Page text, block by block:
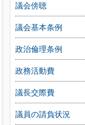
議会傍聴
議会基本条例
政治倫理条例
政務活動費
議長交際費
議員の請負状況